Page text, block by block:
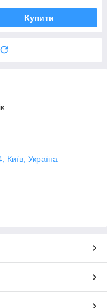
Купити
Україна